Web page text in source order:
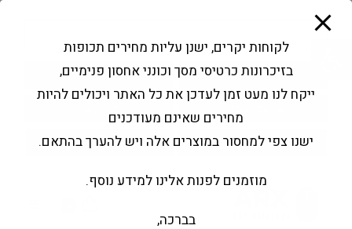
פתח סרגל נגישות
Products
search
החשבון שלי בקשה להצעה
לקוחות יקרים, ישנן עליות מחירים תכופות
בזיכרונות כרטיסי מסך וכונני אחסון פנימיים,
ייקח לנו מעט זמן לעדכן את כל האתר ויכולים להיות
מחירים שאינם מעודכנים
ישנו צפי למחסור במוצרים אלה ויש להערך בהתאם.
מוזמנים לפנות אלינו למידע נוסף.
בברכה,